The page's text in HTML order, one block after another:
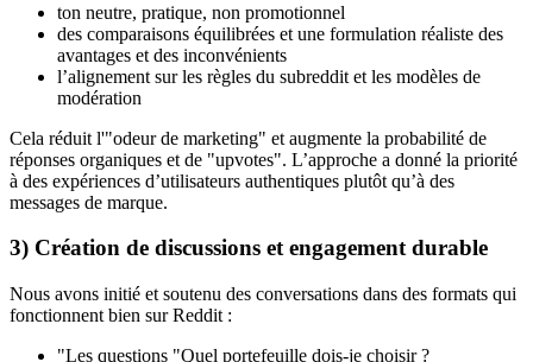
ton neutre, pratique, non promotionnel
des comparaisons équilibrées et une formulation réaliste des
avantages et des inconvénients
l’alignement sur les règles du subreddit et les modèles de
modération
Cela réduit l'"odeur de marketing" et augmente la probabilité de
réponses organiques et de "upvotes". L’approche a donné la priorité
à des expériences d’utilisateurs authentiques plutôt qu’à des
messages de marque.
3) Création de discussions et engagement durable
Nous avons initié et soutenu des conversations dans des formats qui
fonctionnent bien sur Reddit :
"Les questions "Quel portefeuille dois-je choisir ?